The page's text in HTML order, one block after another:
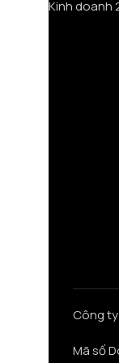
Kinh doanh
Công
Mã số